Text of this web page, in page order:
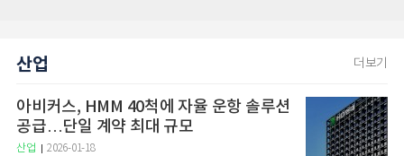
산업 더보기
아비커스, HMM 40척에 자율 운항 솔루션
공급…단일 계약 최대 규모
산업 2026-01-18